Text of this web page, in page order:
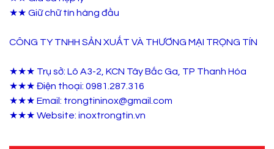
★★ Giữ chữ tín hàng đầu
CÔNG TY TNHH SẢN XUẤT VÀ THƯƠNG MẠI TRỌNG TÍN
★★★ Trụ sở: Lô A3-2, KCN Tây Bắc Ga, TP Thanh Hóa
★★★ Điện thoại: 0981.287.316
★★★ Email: trongtininox@gmail.com
★★★ Website: inoxtrongtin.vn